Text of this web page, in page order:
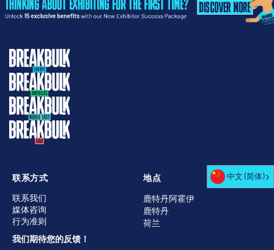
地点
鹿特丹阿霍伊
鹿特丹
荷兰
联系方式
联系我们
媒体咨询
行为准则
我们期待您的反馈！
中文 (简体)